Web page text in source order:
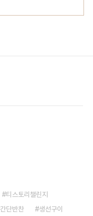
티스토리챌린지
간단반찬
생선구이